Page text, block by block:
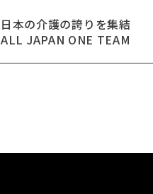
日本の介護の誇りを集結
ALL JAPAN ONE TEAM